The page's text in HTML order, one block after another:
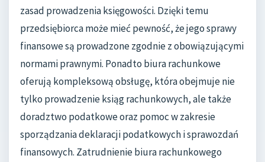
zasad prowadzenia księgowości. Dzięki temu
przedsiębiorca może mieć pewność, że jego sprawy
finansowe są prowadzone zgodnie z obowiązującymi
normami prawnymi. Ponadto biura rachunkowe
oferują kompleksową obsługę, która obejmuje nie
tylko prowadzenie ksiąg rachunkowych, ale także
doradztwo podatkowe oraz pomoc w zakresie
sporządzania deklaracji podatkowych i sprawozdań
finansowych. Zatrudnienie biura rachunkowego